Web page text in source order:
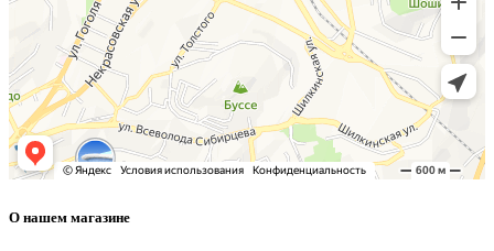
О нашем магазине